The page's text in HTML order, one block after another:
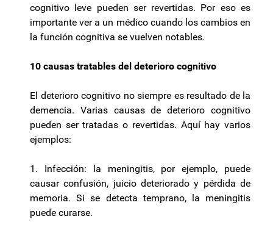
cognitivo leve pueden ser revertidas. Por eso es
importante ver a un médico cuando los cambios en
la función cognitiva se vuelven notables.
10 causas tratables del deterioro cognitivo
El deterioro cognitivo no siempre es resultado de la
demencia. Varias causas de deterioro cognitivo
pueden ser tratadas o revertidas. Aquí hay varios
ejemplos:
1. Infección: la meningitis, por ejemplo, puede
causar confusión, juicio deteriorado y pérdida de
memoria. Si se detecta temprano, la meningitis
puede curarse.